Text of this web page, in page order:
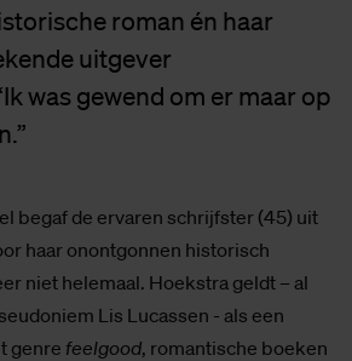
roman én haar
uitgever
was gewend om er maar op
begaf de ervaren schrijfster (45) uit
haar onontgonnen historisch
niet helemaal. Hoekstra geldt – al
Lis Lucassen - als een
genre feelgood, romantische boeken